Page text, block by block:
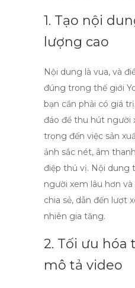
1. Tạo nội
lượng cao
Nội dung là vua, và
đúng trong thế giới
bạn cần phải có giá
đáo để thu hút người
trọng đến việc sản
ảnh sắc nét, âm
điệp thú vị. Nội dung
người xem lâu hơn
chia sẻ, dẫn đến lượt
nhiên gia tăng.
2. Tối ưu hóa
mô tả video